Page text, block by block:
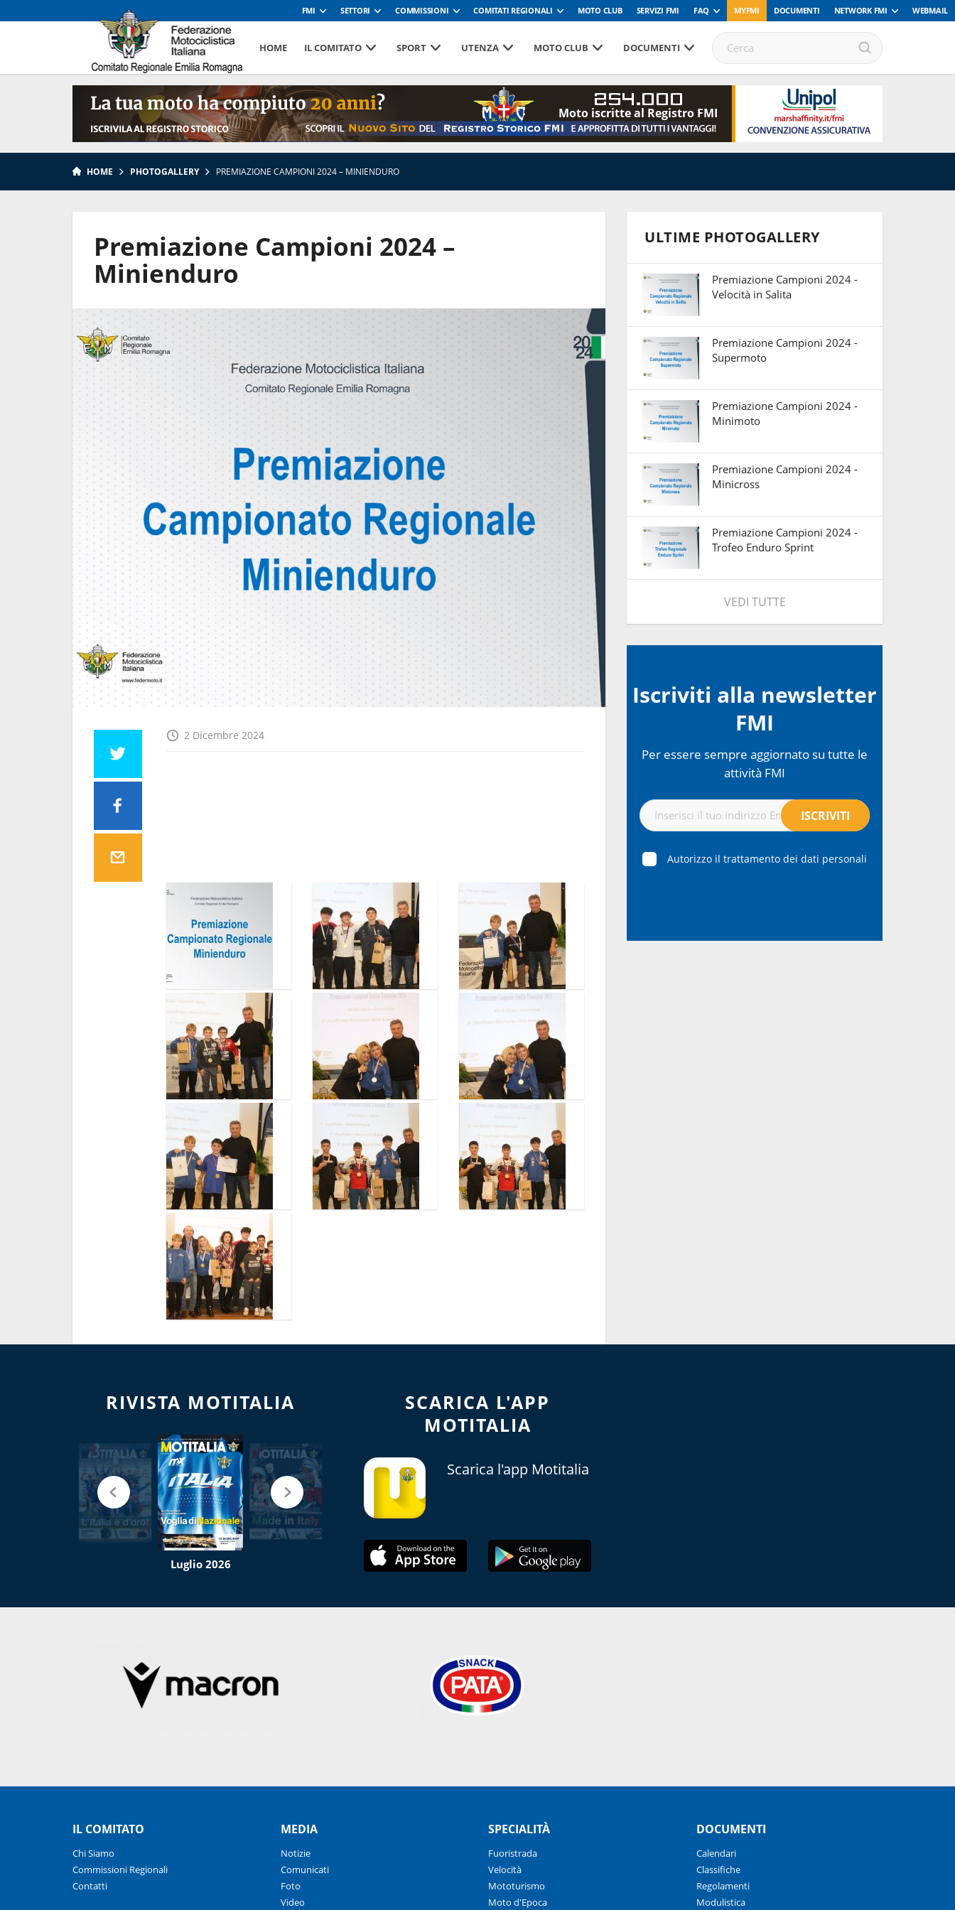
FMI SETTORI COMMISSIONI COMITATI REGIONALI MOTO CLUB SERVIZI FMI FAQ MYFMI DOCUMENTI NETWORK FMI WEBMAIL
HOME IL COMITATO SPORT UTENZA MOTO CLUB DOCUMENTI
254.000
Moto iscritte al Registro FMI
HOME PHOTOGALLERY »
PREMIAZIONE CAMPIONI 2024 – MINIENDURO
Premiazione Campioni 2024 –
Minienduro
2 Dicembre 2024
ULTIME PHOTOGALLERY
Premiazione Campioni 2024 -
Velocità in Salita
Premiazione Campioni 2024 -
Supermoto
Premiazione Campioni 2024 -
Minimoto
Premiazione Campioni 2024 -
Minicross
Premiazione Campioni 2024 -
Trofeo Enduro Sprint
VEDI TUTTE
Iscriviti alla newsletter
FMI
Per essere sempre aggiornato su tutte le
attività FMI
Autorizzo il trattamento dei dati personali
RIVISTA MOTITALIA
Luglio 2026
SCARICA L'APP
MOTITALIA
Scarica l'app Motitalia
IL COMITATO
Chi Siamo
Commissioni Regionali
Contatti
MEDIA
Notizie
Comunicati
Foto
Video
SPECIALITÀ
Fuoristrada
Velocità
Mototurismo
Moto d'Epoca
DOCUMENTI
Calendari
Classifiche
Regolamenti
Modulistica